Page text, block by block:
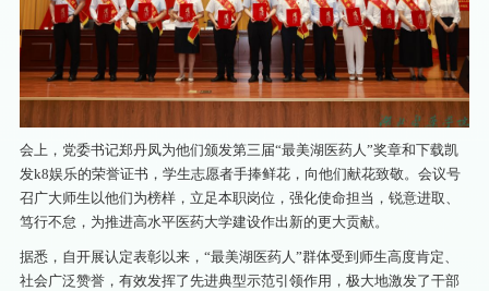
会上，党委书记郑丹凤为他们颁发第三届“最美湖医药人”奖章和下载凯
发k8娱乐的荣誉证书，学生志愿者手捧鲜花，向他们献花致敬。会议号
召广大师生以他们为榜样，立足本职岗位，强化使命担当，锐意进取、
笃行不怠，为推进高水平医药大学建设作出新的更大贡献。
据悉，自开展认定表彰以来，“最美湖医药人”群体受到师生高度肯定、
社会广泛赞誉，有效发挥了先进典型示范引领作用，极大地激发了干部